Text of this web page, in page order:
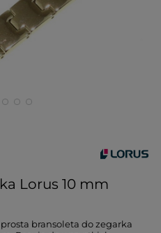
Lorus 10 mm
bransoleta do zegarka